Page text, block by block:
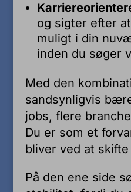
og sigter efter
muligt i din
inden du søger
Med den
sandsynligvis
jobs, flere
Du er som et
bliver ved at skifte
På den ene side